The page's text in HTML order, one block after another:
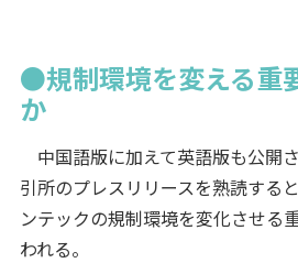
●規制環境を変える重
か
中国語版に加えて英語版も公開
引所のプレスリリースを熟読する
ンテックの規制環境を変化させる
われる。